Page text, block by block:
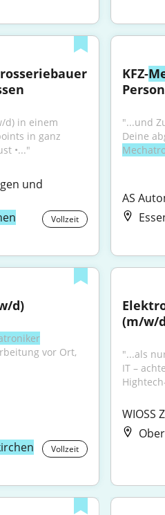
d) in einem
in ganz
•..."
und
Vollzeit
KFZ-
"...und
Deine
AS
d)
vor Ort,
Vollzeit
(m/w/
"...als
IT –
WIOSS